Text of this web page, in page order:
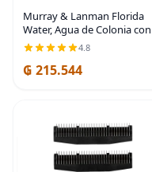
Murray & Lanman Florida
Water, Agua de Colonia con
una fragancia fresca y limpia,
After Shave, Loción
astringente para la piel,
4.8
₲ 215.544